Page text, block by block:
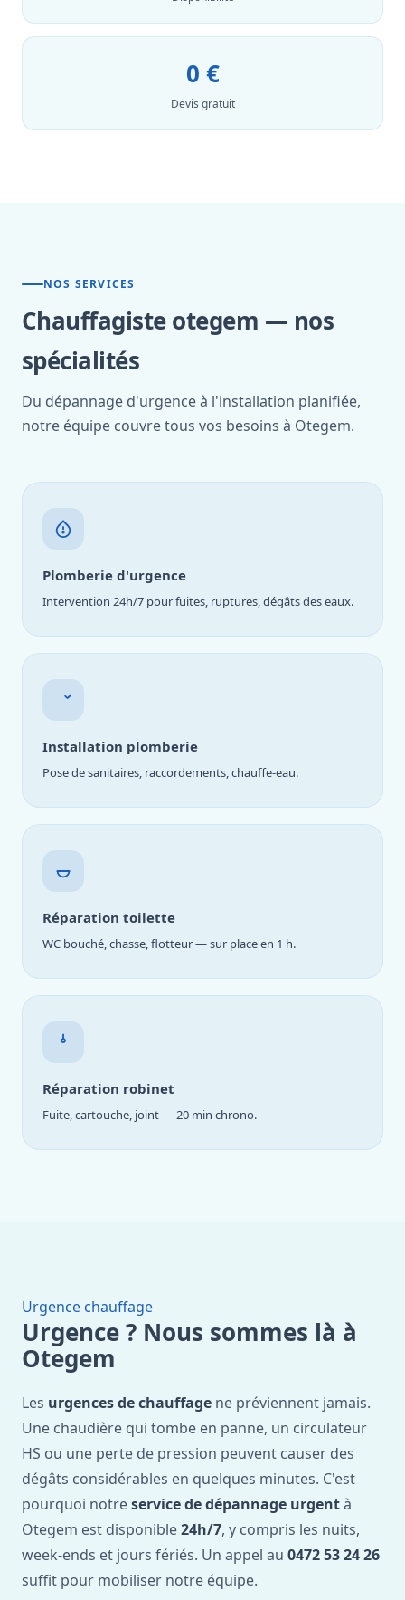
0 €
Devis gratuit
NOS SERVICES
Chauffagiste otegem — nos
spécialités
Du dépannage d'urgence à l'installation planifiée,
notre équipe couvre tous vos besoins à Otegem.
Plomberie d'urgence
Intervention 24h/7 pour fuites, ruptures, dégâts des eaux.
Installation plomberie
Pose de sanitaires, raccordements, chauffe-eau.
Réparation toilette
WC bouché, chasse, flotteur — sur place en 1 h.
Réparation robinet
Fuite, cartouche, joint — 20 min chrono.
Urgence chauffage
Urgence ? Nous sommes là à
Otegem
Les urgences de chauffage ne préviennent jamais.
Une chaudière qui tombe en panne, un circulateur
HS ou une perte de pression peuvent causer des
dégâts considérables en quelques minutes. C'est
pourquoi notreservice de dépannage urgentà
Otegem est disponible24h/7, y compris les nuits,
week-ends et jours fériés. Un appel au 0472 53 24 26
suffit pour mobiliser notre équipe.